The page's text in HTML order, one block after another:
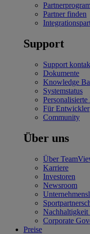
Partner finden
Support
Support
Dokumente
Knowledge
Systemstatus
Für Entwickler
Community
Über uns
Über
Karriere
Investoren
Newsroom
Nachhaltigkeit
Corporate
Preise